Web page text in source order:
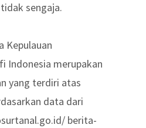
sengaja.
Kepulauan
Indonesia merupakan
yang terdiri atas
data dari
berita-